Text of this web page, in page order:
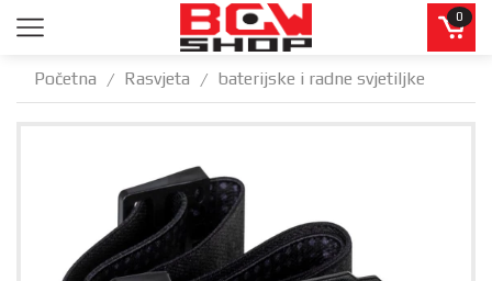
0
Početna / Rasvjeta / baterijske i radne svjetiljke